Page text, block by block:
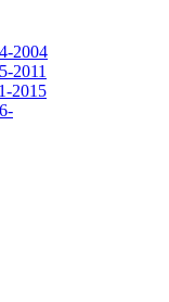
2004
2011
2015